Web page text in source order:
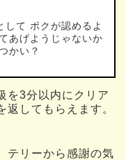
して ボクが認めるよ
あげようじゃないか
かい？
を3分以内にクリア
返してもらえます。
テリーから感謝の気